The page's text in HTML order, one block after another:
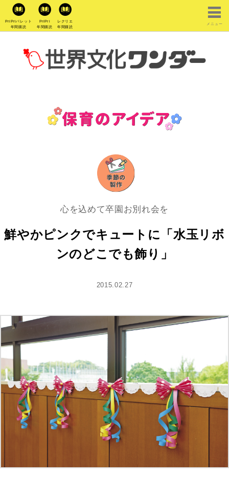
PriPriパレット
年間購読
PriPri
年間購読
レクリエ
年間購読
メニュー
心を込めて卒園お別れ会を
鮮やかピンクでキュートに「水玉リボ
ンのどこでも飾り」
2015.02.27